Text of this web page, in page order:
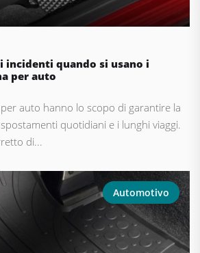
incidenti quando si usano i
per auto
auto hanno lo scopo di garantire la
quotidiani e i lunghi viaggi.
di...
Automotivo